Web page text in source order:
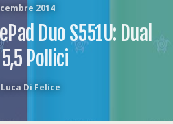
2014
Duo S551U: Dual
Pollici
Di Felice